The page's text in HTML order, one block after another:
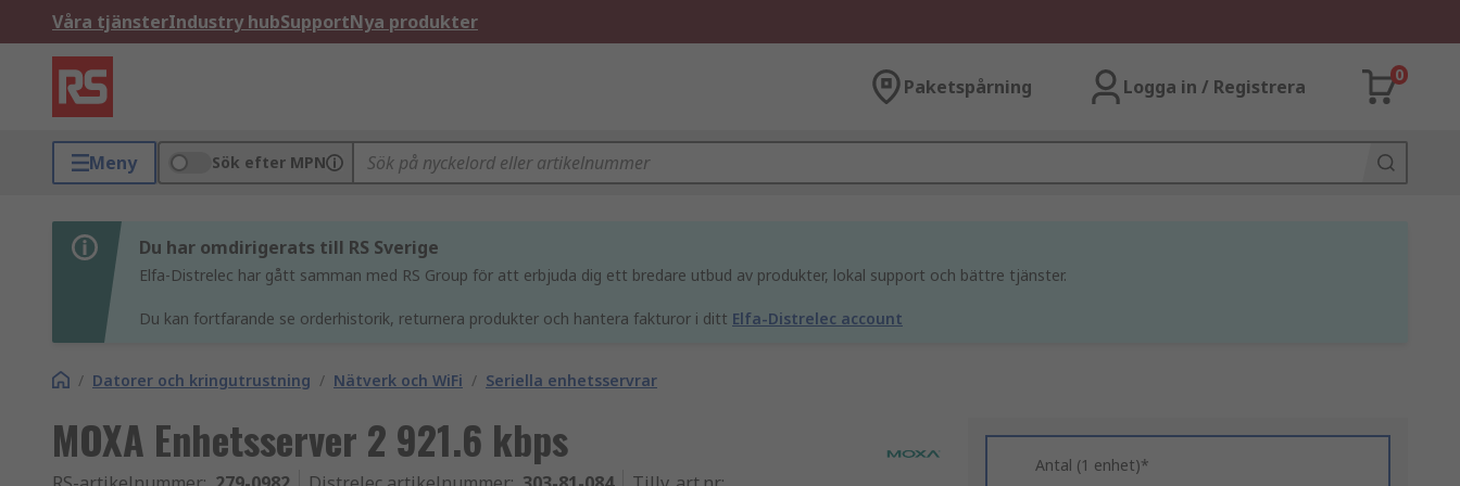
Våra tjänsterIndustry hubSupportNya produkter
Paketspårning Logga in / Registrera
0
Meny Sök efter MPN
Du har omdirigerats till RS Sverige
Elfa-Distrelec har gått samman med RS Group för att erbjuda dig ett bredare utbud av produkter, lokal support och bättre tjänster.
Du kan fortfarande se orderhistorik, returnera produkter och hantera fakturor i ditt Elfa-Distrelec account
/ Datorer och kringutrustning / Nätverk och WiFi / Seriella enhetsservrar
MOXA Enhetsserver 2 921.6 kbps Antal (1 enhet)*